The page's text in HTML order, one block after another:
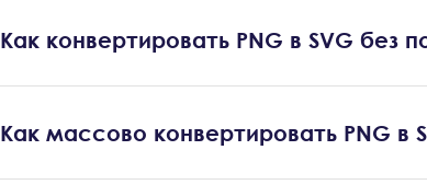
Как конвертировать PNG в SVG без
Как массово конвертировать PNG в